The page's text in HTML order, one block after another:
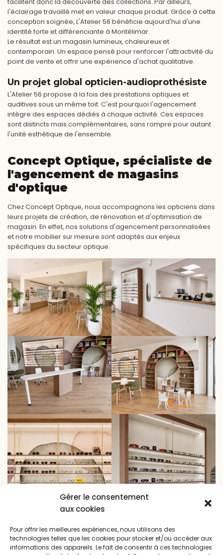
Gérer le consentement
aux cookies
Pour offrir les meilleures expériences, nous utilisons des
technologies telles que les cookies pour stocker et/ou accéder aux
informations des appareils. Le fait de consentir à ces technologies
l'éclairage travaillé met en valeur chaque produit. Grâce à cette
conception soignée, L'Atelier 56 bénéficie aujourd'hui d'une
identité forte et différenciante à Montélimar.
Le résultat est un magasin lumineux, chaleureux et
contemporain. Un espace pensé pour renforcer l'attractivité du
point de vente et offrir une expérience d'achat qualitative.
Un projet global opticien-audioprothésiste
L'Atelier 56 propose à la fois des prestations optiques et
auditives sous un même toit. C'est pourquoi l'agencement
intègre des espaces dédiés à chaque activité. Ces espaces
sont distincts mais complémentaires, sans rompre pour autant
l'unité esthétique de l'ensemble.
Concept Optique, spécialiste de
l'agencement de magasins
d'optique
Chez Concept Optique, nous accompagnons les opticiens dans
leurs projets de création, de rénovation et d'optimisation de
magasin. En effet, nos solutions d'agencement personnalisées
et notre mobilier sur mesure sont adaptés aux enjeux
spécifiques du secteur optique.